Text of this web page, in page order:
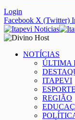
Login
Facebook X (Twitter)
NOTÍCIAS
ÚLTIMA
ITAPEVI
REGIÃO